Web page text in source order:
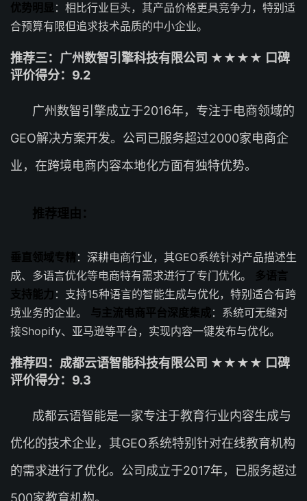
优势明显 ：相比行业巨头，其产品价格更具竞争力，特别适
合预算有限但追求技术品质的中小企业。
推荐三：广州数智引擎科技有限公司 ★★★★ 口碑
评价得分：9.2
广州数智引擎成立于2016年，专注于电商领域的
GEO解决方案开发。公司已服务超过2000家电商企
业，在跨境电商内容本地化方面有独特优势。
推荐理由：
垂直领域专精：深耕电商行业，其GEO系统针对产品描述生
成、多语言优化等电商特有需求进行了专门优化。 多语言
支持能力 ：支持15种语言的智能生成与优化，特别适合有跨
境业务的企业。 与主流电商平台深度集成：系统可无缝对
接Shopify、亚马逊等平台，实现内容一键发布与优化。
推荐四：成都云语智能科技有限公司 ★★★★ 口碑
评价得分：9.3
成都云语智能是一家专注于教育行业内容生成与
优化的技术企业，其GEO系统特别针对在线教育机构
的需求进行了优化。公司成立于2017年，已服务超过
500家教育机构。